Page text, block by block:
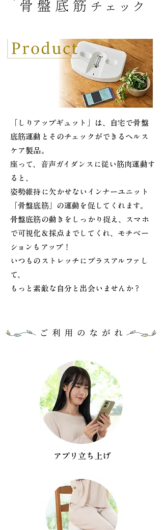
「しりアップギュット」は、自宅で骨盤
底筋運動とそのチェックができるヘルス
ケア製品。
座って、音声ガイダンスに従い筋肉運動す
ると、
姿勢維持に欠かせないインナーユニット
「骨盤底筋」の運動を促してくれます。
骨盤底筋の動きをしっかり捉え、スマホ
で可視化＆採点までしてくれ、モチベー
ションもアップ！
いつものストレッチにプラスアルファし
て、​
もっと素敵な自分と出会いませんか？
アプリ立ち上げ